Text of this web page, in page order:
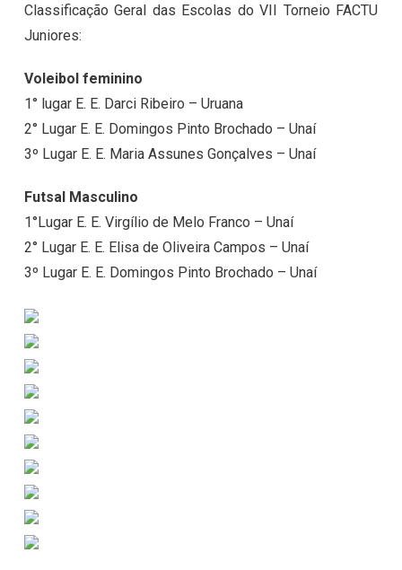
Classificação Geral das Escolas do VII Torneio FACTU
Juniores:
Voleibol feminino
1° lugar E. E. Darci Ribeiro – Uruana
2° Lugar E. E. Domingos Pinto Brochado – Unaí
3º Lugar E. E. Maria Assunes Gonçalves – Unaí
Futsal Masculino
1°Lugar E. E. Virgílio de Melo Franco – Unaí
2° Lugar E. E. Elisa de Oliveira Campos – Unaí
3º Lugar E. E. Domingos Pinto Brochado – Unaí